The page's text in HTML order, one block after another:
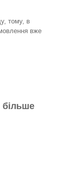
тому, в
вже